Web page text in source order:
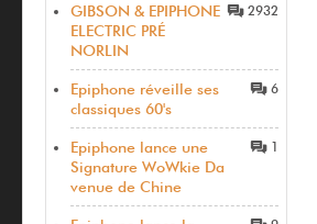
GIBSON & EPIPHONE
ELECTRIC PRÉ
NORLIN
2932
Epiphone réveille ses
classiques 60's
6
Epiphone lance une
Signature WoWkie Da
venue de Chine
1